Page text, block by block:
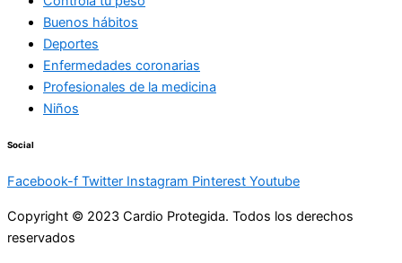
Buenos hábitos
Deportes
Enfermedades coronarias
Profesionales de la medicina
Niños
Social
Facebook-f Twitter Instagram Pinterest Youtube
Copyright © 2023 Cardio Protegida. Todos los derechos
reservados